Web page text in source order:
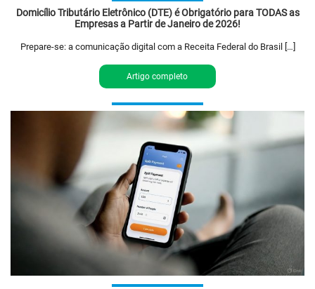
Domicílio Tributário Eletrônico (DTE) é Obrigatório para TODAS as
Empresas a Partir de Janeiro de 2026!
Prepare-se: a comunicação digital com a Receita Federal do Brasil […]
Artigo completo